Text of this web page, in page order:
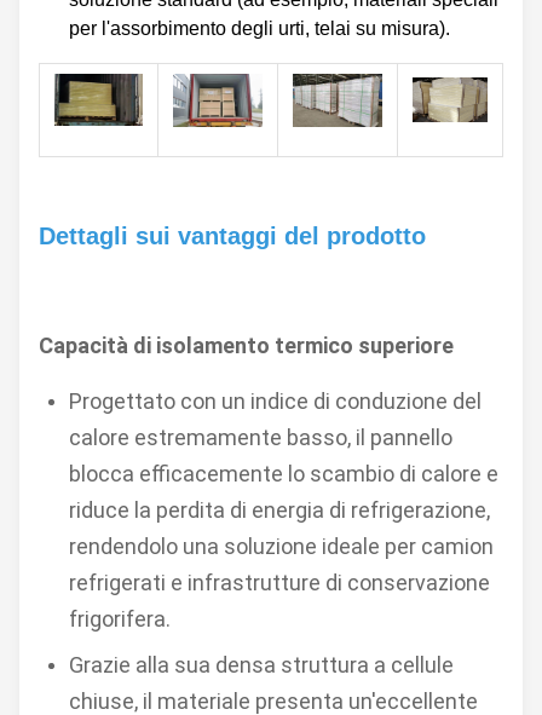
per l'assorbimento degli urti, telai su misura).
Dettagli sui vantaggi del prodotto
Capacità di isolamento termico superiore
Progettato con un indice di conduzione del
calore estremamente basso, il pannello
blocca efficacemente lo scambio di calore e
riduce la perdita di energia di refrigerazione,
rendendolo una soluzione ideale per camion
refrigerati e infrastrutture di conservazione
frigorifera.
Grazie alla sua densa struttura a cellule
chiuse, il materiale presenta un'eccellente